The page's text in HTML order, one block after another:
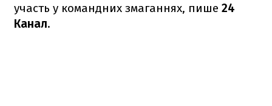
участь у командних змаганнях, пише 24
Канал.